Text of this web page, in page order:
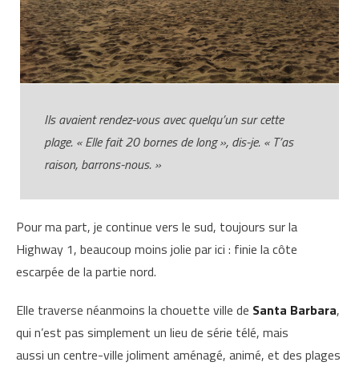
Ils avaient rendez-vous avec quelqu’un sur cette
plage. « Elle fait 20 bornes de long », dis-je. « T’as
raison, barrons-nous. »
Pour ma part, je continue vers le sud, toujours sur la
Highway 1, beaucoup moins jolie par ici : finie la côte
escarpée de la partie nord.
Elle traverse néanmoins la chouette ville de Santa Barbara,
qui n’est pas simplement un lieu de série télé, mais
aussi un centre-ville joliment aménagé, animé, et des plages